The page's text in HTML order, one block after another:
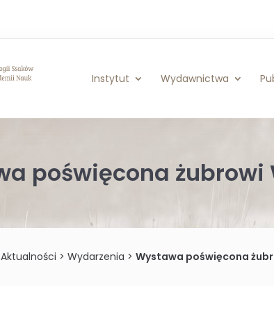
Instytut Wydawnictwa
poświęcona żubrowi
Aktualności >Wydarzenia >Wystawa poświęcona